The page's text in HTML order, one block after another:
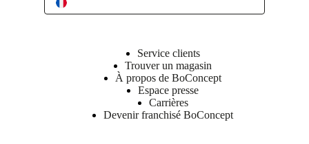
Service clients
Trouver un magasin
À propos de BoConcept
Espace presse
Carrières
Devenir franchisé BoConcept